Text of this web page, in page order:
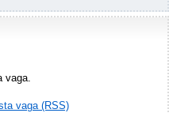
vaga.
vaga (RSS)